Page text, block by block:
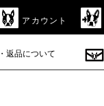
アカウント
返品について